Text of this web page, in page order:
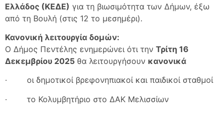
Ελλάδος (ΚΕΔΕ) για τη βιωσιμότητα των Δήμων, έξω
από τη Βουλή (στις 12 το μεσημέρι).
Κανονική λειτουργία δομών:
Ο Δήμος Πεντέλης ενημερώνει ότι την Τρίτη 16
Δεκεμβρίου 2025 θα λειτουργήσουν κανονικά
· οι δημοτικοί βρεφονηπιακοί και παιδικοί σταθμοί
· το Κολυμβητήριο στο ΔΑΚ Μελισσίων